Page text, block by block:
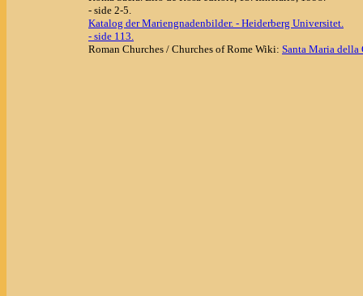
- side 2-5.
Katalog der Mariengnadenbilder. - Heiderberg Universitet.
- side 113.
Roman Churches / Churches of Rome Wiki: Santa Maria della